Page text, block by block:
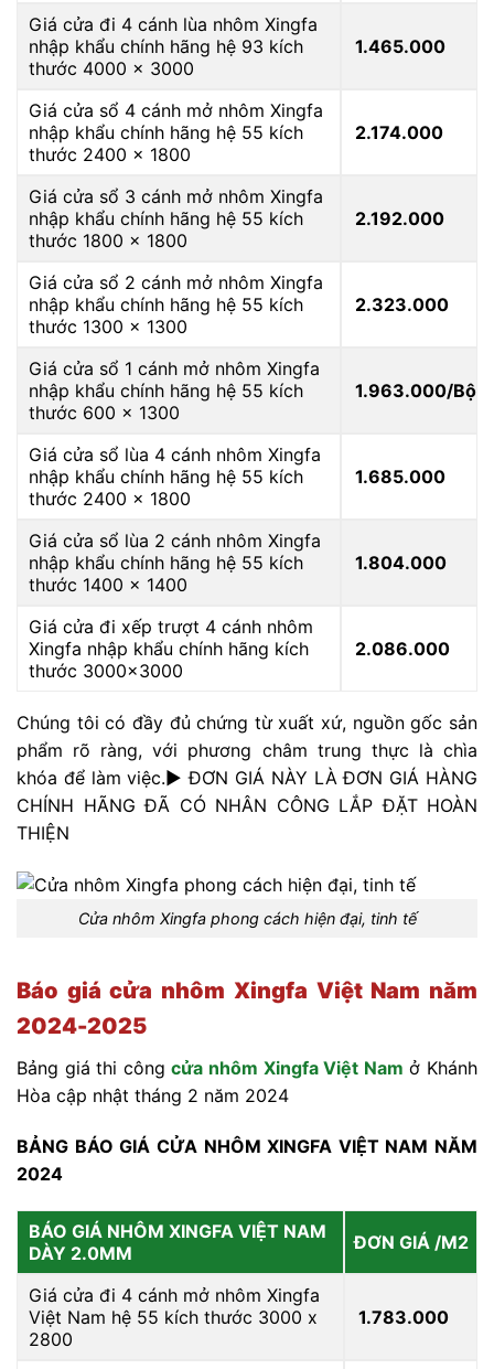
Giá cửa đi 4 cánh lùa nhôm Xingfa
nhập khẩu chính hãng hệ 93 kích
thước 4000 x 3000
1.465.000
Giá cửa sổ 4 cánh mở nhôm Xingfa
nhập khẩu chính hãng hệ 55 kích
thước 2400 x 1800
2.174.000
Giá cửa sổ 3 cánh mở nhôm Xingfa
nhập khẩu chính hãng hệ 55 kích
thước 1800 x 1800
2.192.000
Giá cửa sổ 2 cánh mở nhôm Xingfa
nhập khẩu chính hãng hệ 55 kích
thước 1300 x 1300
2.323.000
Giá cửa sổ 1 cánh mở nhôm Xingfa
nhập khẩu chính hãng hệ 55 kích
thước 600 x 1300
1.963.000/Bộ
Giá cửa sổ lùa 4 cánh nhôm Xingfa
nhập khẩu chính hãng hệ 55 kích
thước 2400 x 1800
1.685.000
Giá cửa sổ lùa 2 cánh nhôm Xingfa
nhập khẩu chính hãng hệ 55 kích
thước 1400 x 1400
1.804.000
Giá cửa đi xếp trượt 4 cánh nhôm
Xingfa nhập khẩu chính hãng kích
thước 3000×3000
2.086.000
Chúng tôi có đầy đủ chứng từ xuất xứ, nguồn gốc sản
phẩm rõ ràng, với phương châm trung thực là chìa
khóa để làm việc.► ĐƠN GIÁ NÀY LÀ ĐƠN GIÁ HÀNG
CHÍNH HÃNG ĐÃ CÓ NHÂN CÔNG LẮP ĐẶT HOÀN
THIỆN
Cửa nhôm Xingfa phong cách hiện đại, tinh tế
Báo giá cửa nhôm Xingfa Việt Nam năm
2024-2025
Bảng giá thi côngcửa nhôm Xingfa Việt Nam ở Khánh
Hòa cập nhật tháng 2 năm 2024
BẢNG BÁO GIÁ CỬA NHÔM XINGFA VIỆT NAM NĂM
2024
BÁO GIÁ NHÔM XINGFA VIỆT NAM
DÀY 2.0MM
ĐƠN GIÁ /M2
Giá cửa đi 4 cánh mở nhôm Xingfa
Việt Nam hệ 55 kích thước 3000 x
2800
1.783.000